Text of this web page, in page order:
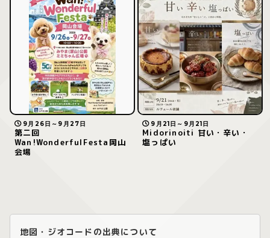
9月26日～9月27日
第二回
Wan!WonderfulFesta岡山
会場
9月21日～9月21日
Midorinoiti 甘い・辛い・
塩っぱい
地図・ジオコードの出典について